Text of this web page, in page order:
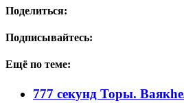
Поделиться:
Подписывайтесь:
Ещё по теме:
777 секунд Торы.